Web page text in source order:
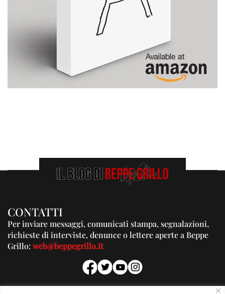
CONTATTI
Per inviare messaggi, comunicati stampa, segnalazioni,
richieste di interviste, denunce o lettere aperte a Beppe
Grillo:web@beppegrillo.it